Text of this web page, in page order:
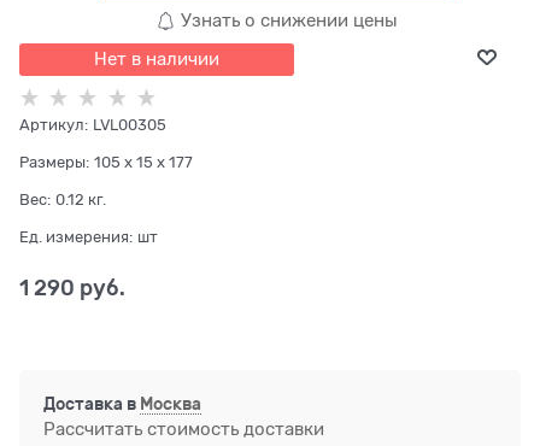
Узнать о снижении цены
Нет в наличии
Артикул: LVL00305
Размеры: 105 x 15 x 177
Вес: 0.12 кг.
Ед. измерения: шт
1 290 руб.
Доставка в Москва
Рассчитать стоимость доставки